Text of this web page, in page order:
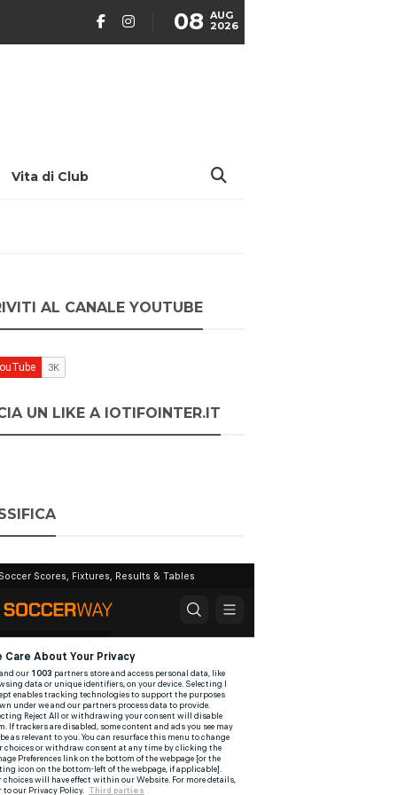
08 AUG
2026
Vita di Club
AL CANALE YOUTUBE
UN LIKE A IOTIFOINTER.IT